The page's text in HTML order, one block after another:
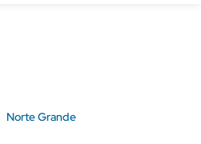
Norte Grande